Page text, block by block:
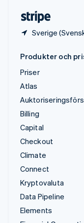
Sverige
Produkter och
Priser
Atlas
Billing
Capital
Checkout
Climate
Connect
Kryptovaluta
Data Pipeline
Elements